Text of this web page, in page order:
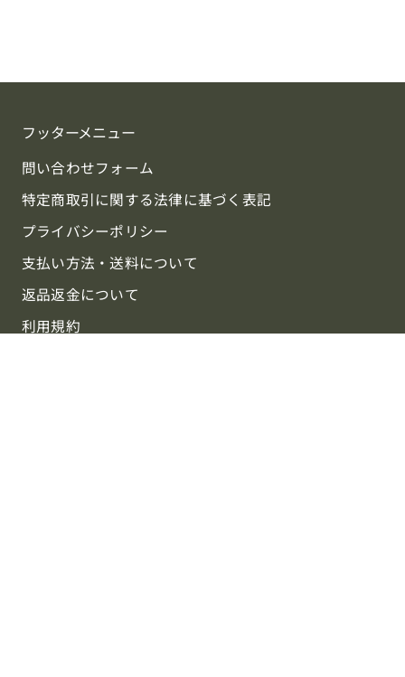
フッターメニュー
問い合わせフォーム
特定商取引に関する法律に基づく表記
プライバシーポリシー
支払い方法・送料について
返品返金について
利用規約